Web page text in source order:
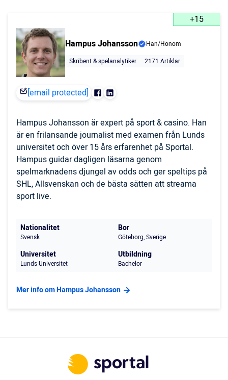
+15
Hampus Johansson
Han/Honom
Skribent & spelanalytiker
2171 Artiklar
[email protected]
Hampus Johansson är expert på sport & casino. Han
är en frilansande journalist med examen från Lunds
universitet och över 15 års erfarenhet på Sportal.
Hampus guidar dagligen läsarna genom
spelmarknadens djungel av odds och ger speltips på
SHL, Allsvenskan och de bästa sätten att streama
sport live.
Nationalitet
Svensk
Bor
Göteborg, Sverige
Universitet
Lunds Universitet
Utbildning
Bachelor
Mer info om Hampus Johansson